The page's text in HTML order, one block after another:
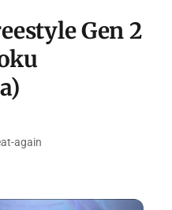
Gen 2
again